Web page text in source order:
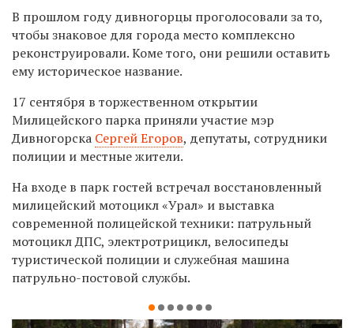
В прошлом году дивногорцы проголосовали за то,
чтобы знаковое для города место комплексно
реконструировали. Коме того, они решили оставить
ему историческое название.
17 сентября в торжественном открытии
Милицейского парка приняли участие мэр
Дивногорска Сергей Егоров, депутаты, сотрудники
полиции и местные жители.
На входе в парк гостей встречал восстановленный
милицейский мотоцикл «Урал» и выставка
современной полицейской техники: патрульный
мотоцикл ДПС, электротрицикл, велосипеды
туристической полиции и служебная машина
патрульно-постовой службы.